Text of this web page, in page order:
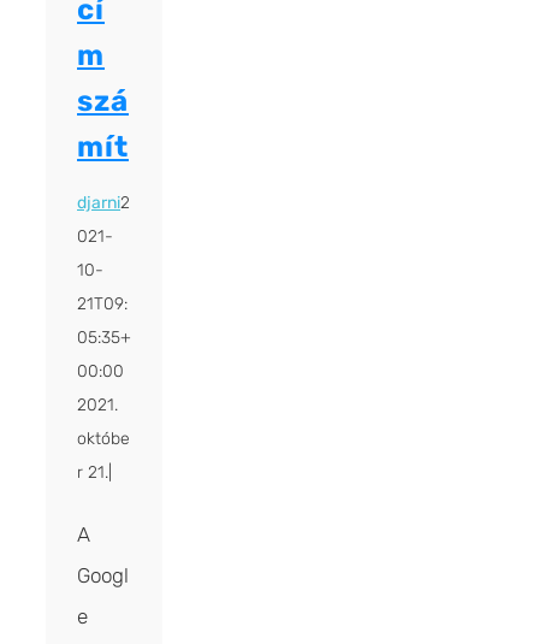
cí
m
szá
mít
djarni2
021-
10-
21T09:
05:35+
00:00
2021.
októbe
r 21.
A
Googl
e